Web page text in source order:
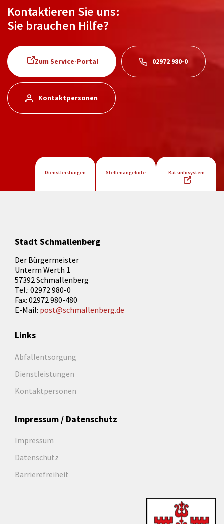
Kontaktieren Sie uns:
Sie brauchen Hilfe?
Zum Service-Portal 02972 980-0
Kontaktpersonen
Dienstleistungen Stellenangebote Ratsinfosystem
Stadt Schmallenberg
Der Bürgermeister
Unterm Werth 1
57392 Schmallenberg
Tel.: 02972 980-0
Fax: 02972 980-480
E-Mail: post@schmallenberg.de
Links
Abfallentsorgung
Dienstleistungen
Kontaktpersonen
Impressum / Datenschutz
Impressum
Datenschutz
Barrierefreiheit